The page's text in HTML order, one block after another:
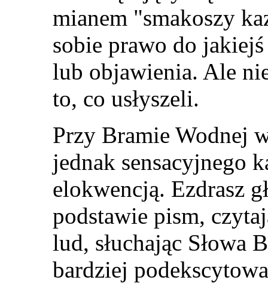
mianem "smakoszy
sobie prawo do
lub objawienia. Ale
to, co usłyszeli.
Przy Bramie Wodnej
jednak sensacyjnego
elokwencją. Ezdrasz
podstawie pism,
lud, słuchając Słowa
bardziej